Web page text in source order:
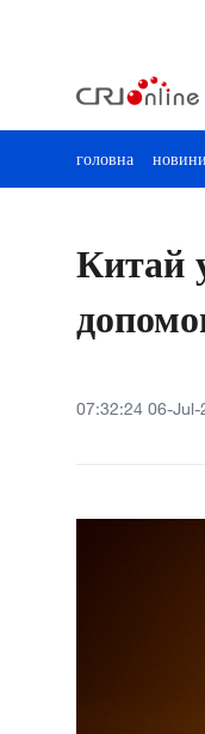
головна новини
Китай
07:32:24 06-Jul-